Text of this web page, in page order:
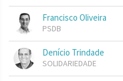
Francisco Oliveira
PSDB
Denício Trindade
SOLIDARIEDADE